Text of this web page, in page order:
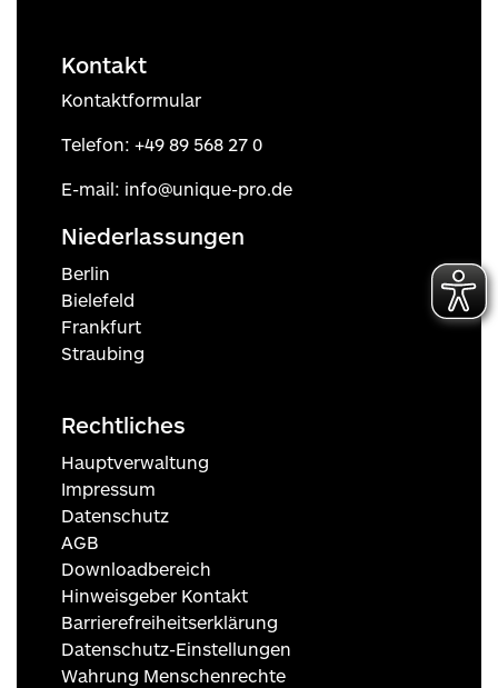
Kontakt
Kontaktformular
Telefon: +49 89 568 27 0
E-mail: info@unique-pro.de
Niederlassungen
Berlin
Bielefeld
Frankfurt
Straubing
Rechtliches
Hauptverwaltung
Impressum
Datenschutz
AGB
Downloadbereich
Hinweisgeber Kontakt
Barrierefreiheitserklärung
Datenschutz-Einstellungen
Wahrung Menschenrechte